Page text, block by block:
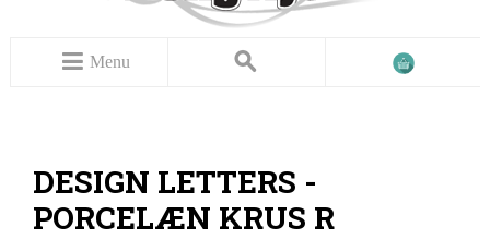
Menu
DESIGN LETTERS -
PORCELÆN KRUS R